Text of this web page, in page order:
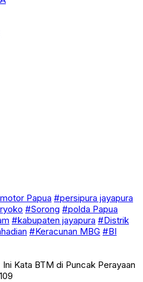
Papua #persipura jayapura
#Sorong #polda Papua
#kabupaten jayapura #Distrik
#Keracunan MBG #BI
Ini Kata BTM di Puncak Perayaan